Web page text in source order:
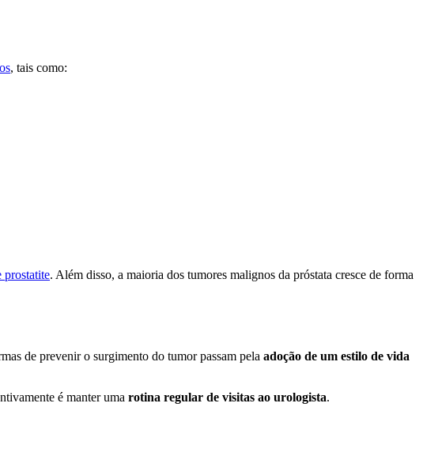
, tais como:
prostatite. Além disso, a maioria dos tumores malignos da próstata cresce de forma
de prevenir o surgimento do tumor passam pela adoção de um estilo de vida
é manter uma rotina regular de visitas ao urologista.